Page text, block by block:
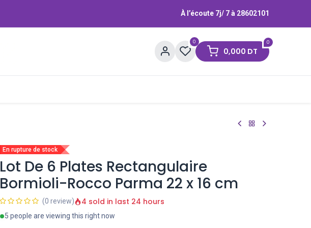
À l’écoute 7j/ 7 à 28602101
0 0
0,000 DT
En rupture de stock
Lot De 6 Plates Rectangulaire
Bormioli-Rocco Parma 22 x 16 cm
(0 review) 4 sold in last 24 hours
5 people are viewing this right now